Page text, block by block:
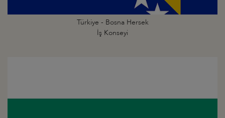
Türkiye - Bosna Hersek
İş Konseyi